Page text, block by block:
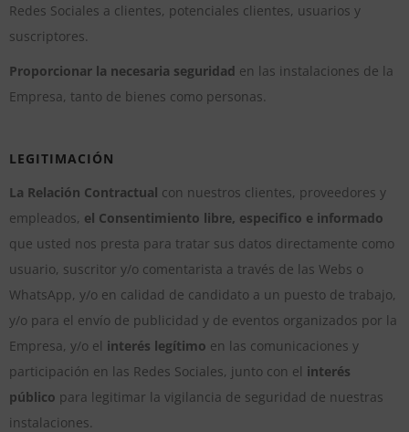
Redes Sociales a clientes, potenciales clientes, usuarios y
suscriptores.
Proporcionar la necesaria seguridad en las instalaciones de la
Empresa, tanto de bienes como personas.
LEGITIMACIÓN
La Relación Contractual con nuestros clientes, proveedores y
empleados, el Consentimiento libre, especifico e informado
que usted nos presta para tratar sus datos directamente como
usuario, suscritor y/o comentarista a través de las Webs o
WhatsApp, y/o en calidad de candidato a un puesto de trabajo,
y/o para el envío de publicidad y de eventos organizados por la
Empresa, y/o el interés legítimo en las comunicaciones y
participación en las Redes Sociales, junto con el interés
público para legitimar la vigilancia de seguridad de nuestras
instalaciones.